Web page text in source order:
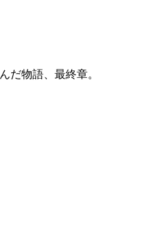
だ物語、最終章。